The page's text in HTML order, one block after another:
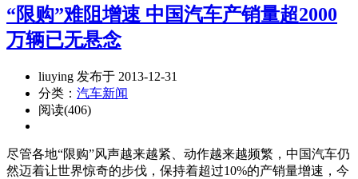
“限购”难阻增速 中国汽车产销量超2000
万辆已无悬念
liuying 发布于 2013-12-31
分类： 汽车新闻
阅读(406)
尽管各地“限购”风声越来越紧、动作越来越频繁，中国汽车仍
然迈着让世界惊奇的步伐，保持着超过10%的产销量增速，今